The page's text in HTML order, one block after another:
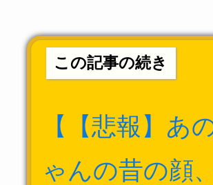
この記事の続き
【【悲報】あ
ゃんの昔の顔